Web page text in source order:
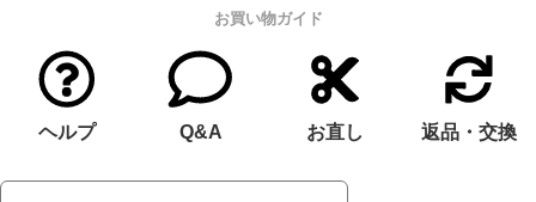
お買い物ガイド
ヘルプ Q&A お直し 返品・交換